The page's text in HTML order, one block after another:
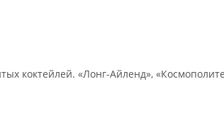
коктейлей. «Лонг-Айленд»,